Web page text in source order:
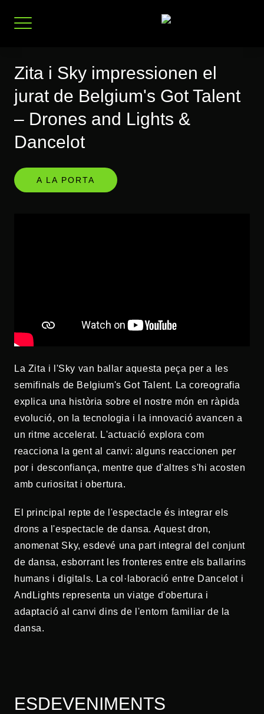
Zita i Sky impressionen el
jurat de Belgium's Got Talent
– ​​Drones and Lights &
Dancelot
A LA PORTA
La Zita i l'Sky van ballar aquesta peça per a les
semifinals de Belgium's Got Talent. La coreografia
explica una història sobre el nostre món en ràpida
evolució, on la tecnologia i la innovació avancen a
un ritme accelerat. L'actuació explora com
reacciona la gent al canvi: alguns reaccionen per
por i desconfiança, mentre que d'altres s'hi acosten
amb curiositat i obertura.
El principal repte de l'espectacle és integrar els
drons a l'espectacle de dansa. Aquest dron,
anomenat Sky, esdevé una part integral del conjunt
de dansa, esborrant les fronteres entre els ballarins
humans i digitals. La col·laboració entre Dancelot i
AndLights representa un viatge d'obertura i
adaptació al canvi dins de l'entorn familiar de la
dansa.
ESDEVENIMENTS